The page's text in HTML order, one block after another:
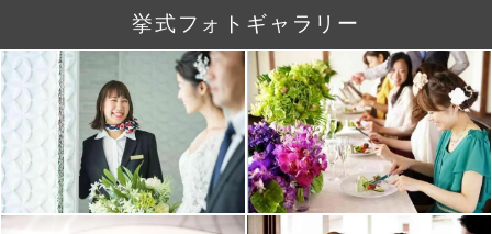
挙式フォトギャラリー